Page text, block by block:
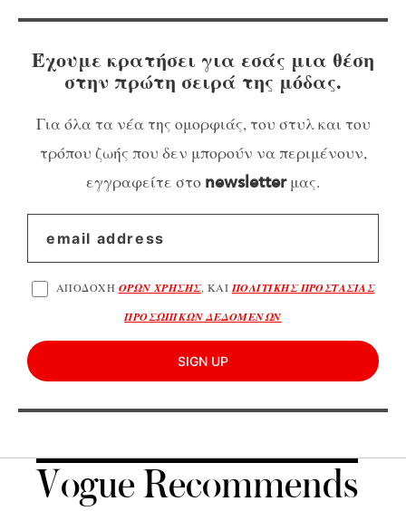
Έχουμε κρατήσει για εσάς μια θέση
στην πρώτη σειρά της μόδας.
Για όλα τα νέα της ομορφιάς, του στυλ και του
τρόπου ζωής που δεν μπορούν να περιμένουν,
εγγραφείτε στο newsletterμας.
ΑΠΟΔΟΧΗ ΟΡΩΝ ΧΡΗΣΗΣ, ΚΑΙ ΠΟΛΙΤΙΚΗΣ ΠΡΟΣΤΑΣΙΑΣ
ΠΡΟΣΩΠΙΚΩΝ ΔΕΔΟΜΕΝΩΝ
SIGN UP
Vogue Recommends